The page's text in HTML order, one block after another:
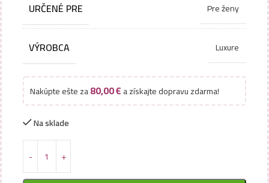
URČENÉ PRE Pre ženy
VÝROBCA Luxure
Nakúpte ešte za80,00€a získajte dopravu zdarma!
Na sklade